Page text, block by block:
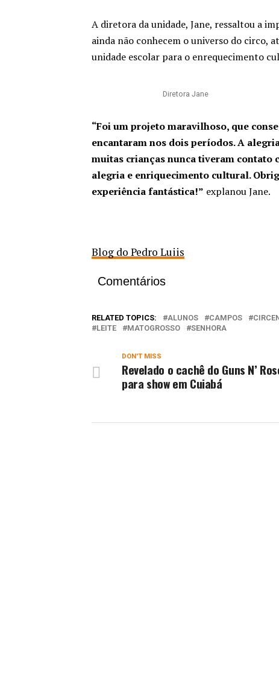
A diretora da unidade, Jane, ressaltou a
ainda não conhecem o universo do circo,
unidade escolar para o enrequecimento
Diretora Jane
“Foi um projeto maravilhoso, que
encantaram nos dois períodos. A
muitas crianças nunca tiveram contato
alegria e enriquecimento cultural.
experiência fantástica!” explanou Jane.
Blog do Pedro Luiis
Comentários
RELATED TOPICS: ALUNOS CAMPOS
LEITE
MATOGROSSO SENHORA
DON'T MISS
Revelado o cachê do Guns N’
para show em Cuiabá